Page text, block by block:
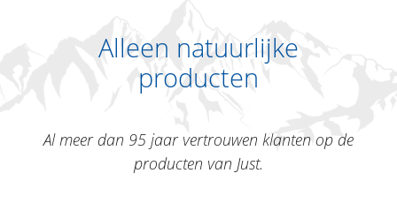
Alleen natuurlijke
producten
Al meer dan 95 jaar vertrouwen klanten op de
producten van Just.